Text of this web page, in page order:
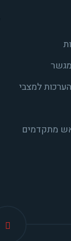
למצבי
אש מתקדמים